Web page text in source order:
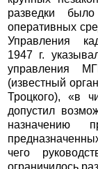
разведки
оперативных
Управления
1947 г.
управления
(известный
Троцкого), «в
допустил
назначению
чего
ограничилось